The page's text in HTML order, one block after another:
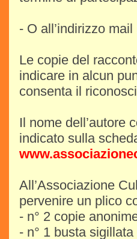
- O all’indirizzo
Le copie del
indicare in alcun
consenta il
Il nome dell’autore
indicato sulla
All’Associazione
pervenire un plico
- n° 2 copie
- n° 1 busta